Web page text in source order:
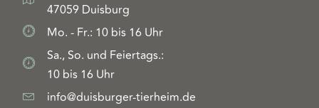
47059 Duisburg
Mo. - Fr.: 10 bis 16 Uhr
Sa., So. und Feiertags.:
10 bis 16 Uhr
info@duisburger-tierheim.de